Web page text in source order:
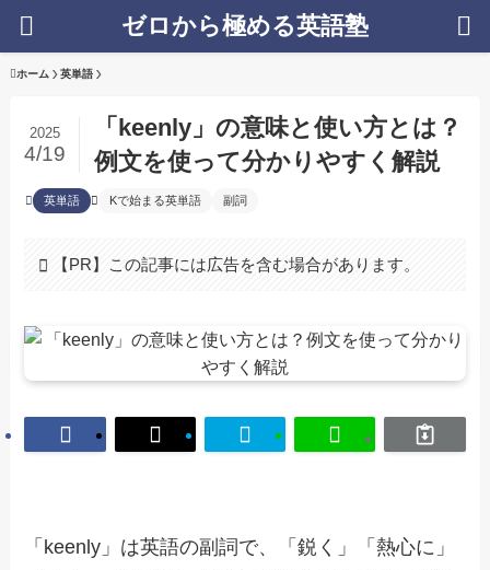
ゼロから極める英語塾
ホーム 英単語
「keenly」の意味と使い方とは？
例文を使って分かりやすく解説
2025
4/19
英単語 Kで始まる英単語 副詞
【PR】この記事には広告を含む場合があります。
「keenly」は英語の副詞で、「鋭く」「熱心に」